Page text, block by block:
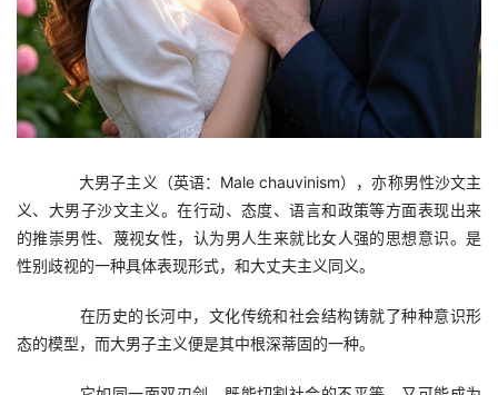
大男子主义（英语：Male chauvinism），亦称男性沙文主
义、大男子沙文主义。在行动、态度、语言和政策等方面表现出来
的推崇男性、蔑视女性，认为男人生来就比女人强的思想意识。是
性别歧视的一种具体表现形式，和大丈夫主义同义。
在历史的长河中，文化传统和社会结构铸就了种种意识形
态的模型，而大男子主义便是其中根深蒂固的一种。